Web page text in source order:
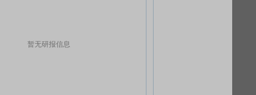
暂无研报信息